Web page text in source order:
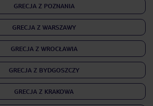
GRECJA Z POZNANIA
GRECJA Z WARSZAWY
GRECJA Z WROCŁAWIA
GRECJA Z BYDGOSZCZY
GRECJA Z KRAKOWA